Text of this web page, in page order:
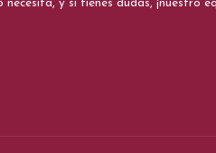
y si tienes dudas,